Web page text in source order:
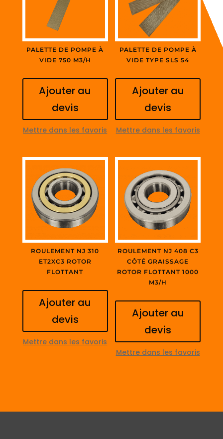
PALETTE DE POMPE À
VIDE 750 M3/H
Ajouter au
devis
Mettre dans les favoris
PALETTE DE POMPE À
VIDE TYPE SLS 54
Ajouter au
devis
Mettre dans les favoris
ROULEMENT NJ 310
ET2XC3 ROTOR
FLOTTANT
Ajouter au
devis
Mettre dans les favoris
ROULEMENT NJ 408 C3
CÔTÉ GRAISSAGE
ROTOR FLOTTANT 1000
M3/H
Ajouter au
devis
Mettre dans les favoris